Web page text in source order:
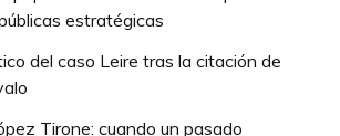
estratégicas
del caso Leire tras la citación de
Tirone: cuando un pasado